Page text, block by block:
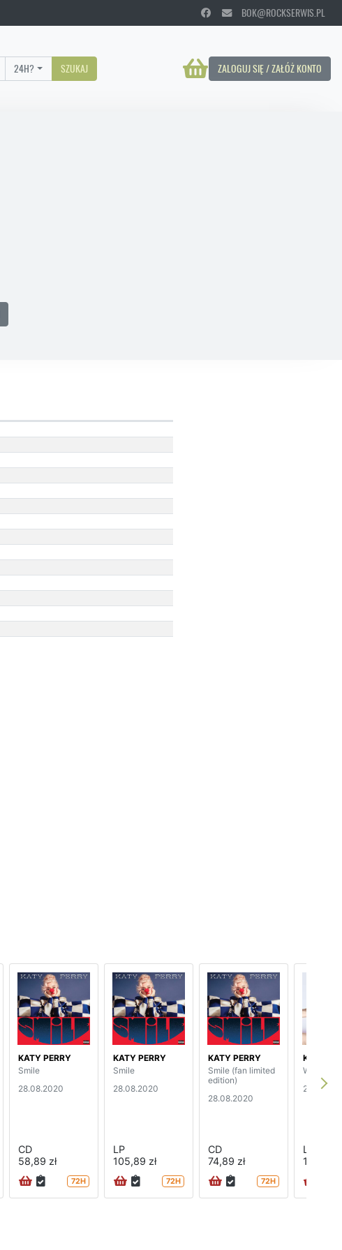
BOK@ROCKSERWIS.PL
ZALOGUJ SIĘ / ZAŁÓŻ KONTO
24H? SZUKAJ
KATY PERRY
Smile
28.08.2020
CD
58,89 zł
72H
KATY PERRY
Smile
28.08.2020
LP
105,89 zł
72H
KATY PERRY
Smile (fan limited
edition)
28.08.2020
CD
74,89 zł
72H
KATY
Witness
LP
140,89